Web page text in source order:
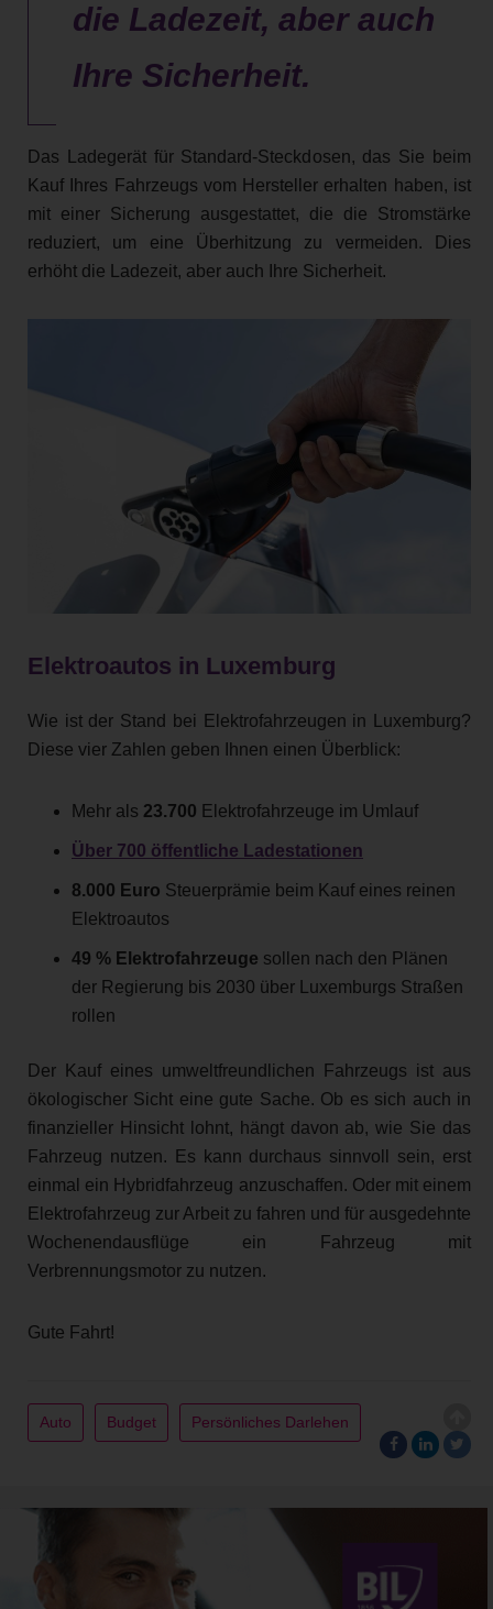
die Ladezeit, aber auch
Ihre Sicherheit.
Das Ladegerät für Standard-Steckdosen, das Sie beim
Kauf Ihres Fahrzeugs vom Hersteller erhalten haben, ist
mit einer Sicherung ausgestattet, die die Stromstärke
reduziert, um eine Überhitzung zu vermeiden. Dies
erhöht die Ladezeit, aber auch Ihre Sicherheit.
Elektroautos in Luxemburg
Wie ist der Stand bei Elektrofahrzeugen in Luxemburg?
Diese vier Zahlen geben Ihnen einen Überblick:
Mehr als 23.700 Elektrofahrzeuge im Umlauf
Über 700 öffentliche Ladestationen
8.000 Euro Steuerprämie beim Kauf eines reinen
Elektroautos
49 % Elektrofahrzeuge sollen nach den Plänen
der Regierung bis 2030 über Luxemburgs Straßen
rollen
Der Kauf eines umweltfreundlichen Fahrzeugs ist aus
ökologischer Sicht eine gute Sache. Ob es sich auch in
finanzieller Hinsicht lohnt, hängt davon ab, wie Sie das
Fahrzeug nutzen. Es kann durchaus sinnvoll sein, erst
einmal ein Hybridfahrzeug anzuschaffen. Oder mit einem
Elektrofahrzeug zur Arbeit zu fahren und für ausgedehnte
Wochenendausflüge ein Fahrzeug mit
Verbrennungsmotor zu nutzen.
Gute Fahrt!
Auto Budget Persönliches Darlehen